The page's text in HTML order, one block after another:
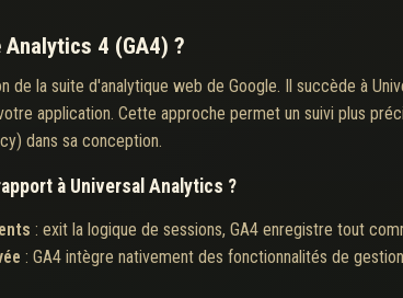
4 (GA4) ?
de la suite d'analytique web de Google. Il succède à
application. Cette approche permet un suivi plus
dans sa conception.
à Universal Analytics ?
: exit la logique de sessions, GA4 enregistre tout
: GA4 intègre nativement des fonctionnalités de